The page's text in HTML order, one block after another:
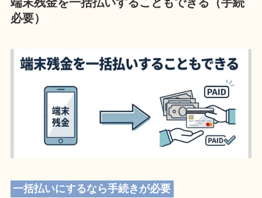
必要）
一括払いにするなら手続きが必要